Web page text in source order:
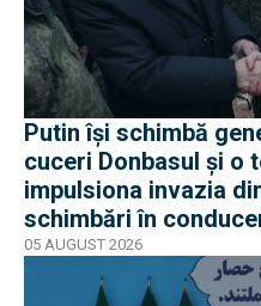
Putin își schimbă
cuceri Donbasul și o
impulsiona invazia
schimbări în
05 AUGUST 2026